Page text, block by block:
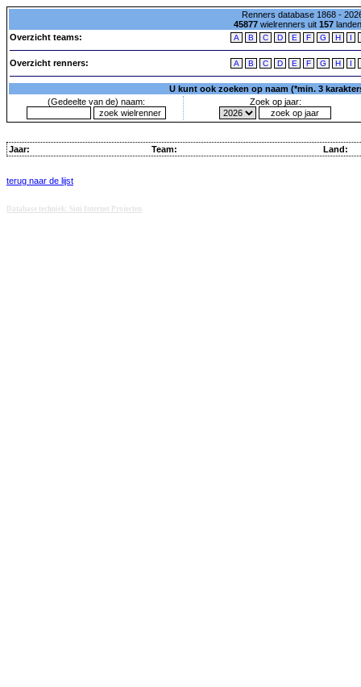
Renners database 1868 -
45877wielrenners uit 157
Overzicht teams:
A B C D E F G H I
Overzicht renners: A B C D E F G H I
U kunt ook zoeken op naam (*min. 3
(Gedeelte van de) naam:
Zoek op jaar:
Jaar: Team: Land:
terug naar de lijst
Database techniek: Sini Internet Projecten